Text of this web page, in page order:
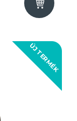
ÚJ TERMÉK